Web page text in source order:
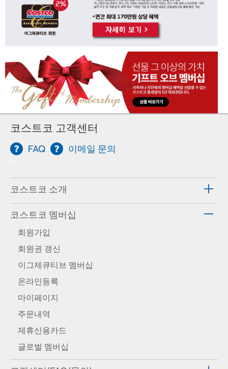
코스트코 고객센터
FAQ 이메일 문의
코스트코 소개
코스트코 멤버십
회원가입
회원권 갱신
이그제큐티브 멤버십
온라인등록
마이페이지
주문내역
제휴신용카드
글로벌 멤버십